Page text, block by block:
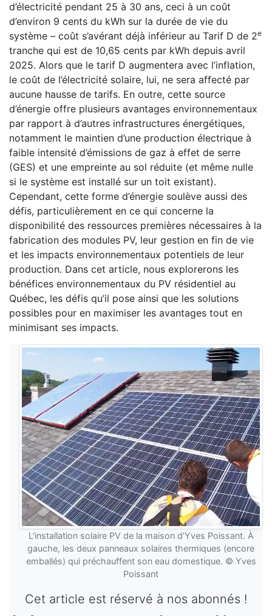
d’électricité pendant 25 à 30 ans, ceci à un coût
d’environ 9 cents du kWh sur la durée de vie du
système – coût s’avérant déjà inférieur au Tarif D de 2e
tranche qui est de 10,65 cents par kWh depuis avril
2025. Alors que le tarif D augmentera avec l’inflation,
le coût de l’électricité solaire, lui, ne sera affecté par
aucune hausse de tarifs. En outre, cette source
d’énergie offre plusieurs avantages environnementaux
par rapport à d’autres infrastructures énergétiques,
notamment le maintien d’une production électrique à
faible intensité d’émissions de gaz à effet de serre
(GES) et une empreinte au sol réduite (et même nulle
si le système est installé sur un toit existant).
Cependant, cette forme d’énergie soulève aussi des
défis, particulièrement en ce qui concerne la
disponibilité des ressources premières nécessaires à la
fabrication des modules PV, leur gestion en fin de vie
et les impacts environnementaux potentiels de leur
production. Dans cet article, nous explorerons les
bénéfices environnementaux du PV résidentiel au
Québec, les défis qu’il pose ainsi que les solutions
possibles pour en maximiser les avantages tout en
minimisant ses impacts.
L'installation solaire PV de la maison d'Yves Poissant. À
gauche, les deux panneaux solaires thermiques (encore
emballés) qui préchauffent son eau domestique. © Yves
Poissant
Cet article est réservé à nos abonnés !